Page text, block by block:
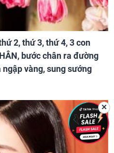
2, thứ 3, thứ 4, 3 con
bước chân ra đường
vàng, sung sướng
✕